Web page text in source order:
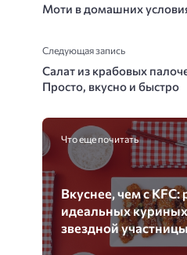
Моти в домашних
Следующая запись
Салат из крабовых
Просто, вкусно и быстро
Что еще почитать
Вкуснее, чем с KFC:
идеальных
звездной